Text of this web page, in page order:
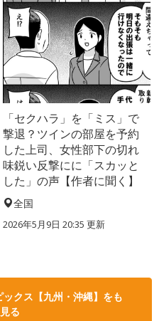
「セクハラ」を「ミス」で
撃退？ツインの部屋を予約
した上司、女性部下の切れ
味鋭い反撃にに「スカッと
した」の声【作者に聞く】
全国
2026年5月9日 20:35 更新
クス【九州・沖縄】をも
る